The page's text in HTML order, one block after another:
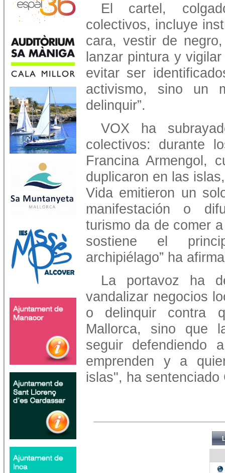
El cartel,
colectivos, incluye
cara, vestir de
lanzar pintura y
evitar ser
activismo, sino un
delinquir”.
VOX ha
colectivos: durante
Francina Armengol,
duplicaron en las
Vida emitieron un
manifestación o
turismo da de comer
sostiene el
archipiélago” ha
La portavoz ha
vandalizar negocios
o delinquir contra
Mallorca, sino que
seguir defendiendo
emprenden y a
islas", ha sentenciado